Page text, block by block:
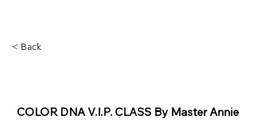
< Back
COLOR DNA V.I.P. CLASS By Master Annie